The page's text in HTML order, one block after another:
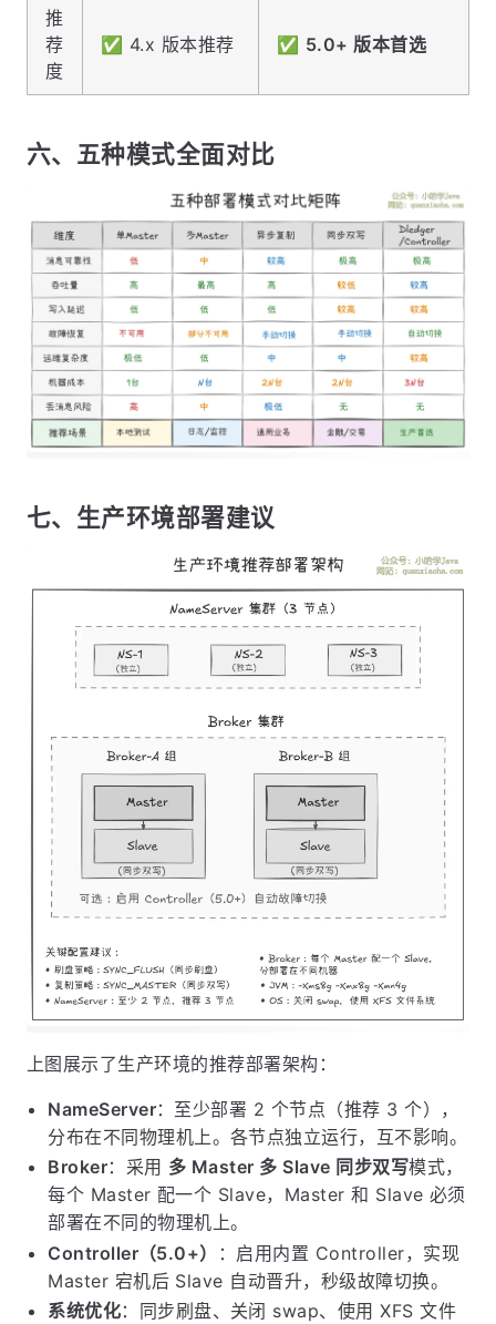
推
荐
度
✅ 4.x 版本推荐 ✅ 5.0+ 版本首选
六、五种模式全面对比
七、生产环境部署建议
上图展示了生产环境的推荐部署架构：
NameServer：至少部署 2 个节点（推荐 3 个），
分布在不同物理机上。各节点独立运行，互不影响。
Broker：采用 多 Master 多 Slave 同步双写模式，
每个 Master 配一个 Slave，Master 和 Slave 必须
部署在不同的物理机上。
Controller（5.0+）
：启用内置 Controller，实现
Master 宕机后 Slave 自动晋升，秒级故障切换。
系统优化：同步刷盘、关闭 swap、使用 XFS 文件